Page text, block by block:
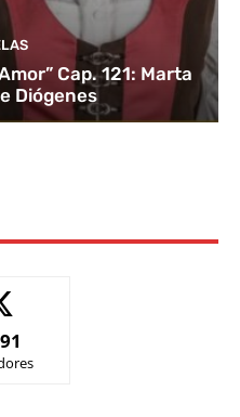
Cap. 121: Marta
Diógenes